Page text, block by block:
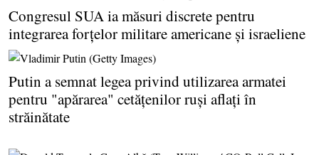
Congresul SUA ia măsuri discrete pentru
integrarea forţelor militare americane şi israeliene
Putin a semnat legea privind utilizarea armatei
pentru "apărarea" cetăţenilor ruşi aflaţi în
străinătate